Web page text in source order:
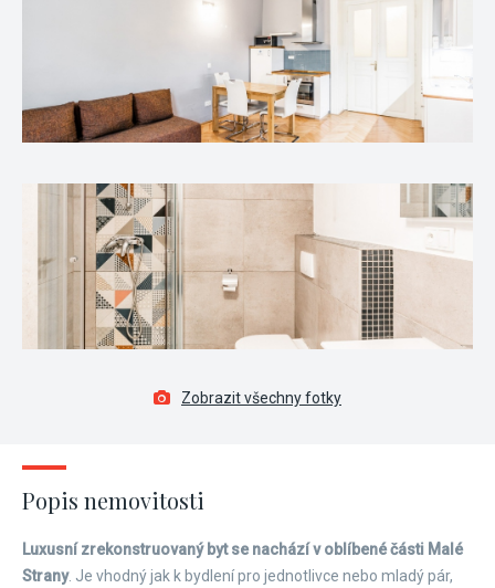
Zobrazit všechny fotky
Popis nemovitosti
Luxusní zrekonstruovaný byt se nachází v oblíbené části Malé
Strany. Je vhodný jak k bydlení pro jednotlivce nebo mladý pár,